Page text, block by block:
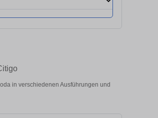
in verschiedenen Ausführungen und